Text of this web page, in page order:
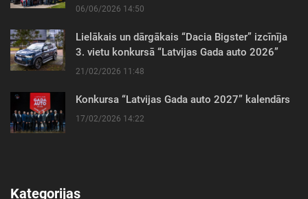
06/06/2026 14:50
Lielākais un dārgākais “Dacia Bigster” izcīnīja
3. vietu konkursā “Latvijas Gada auto 2026”
21/02/2026 11:48
Konkursa “Latvijas Gada auto 2027” kalendārs
17/02/2026 14:22
Kategorijas